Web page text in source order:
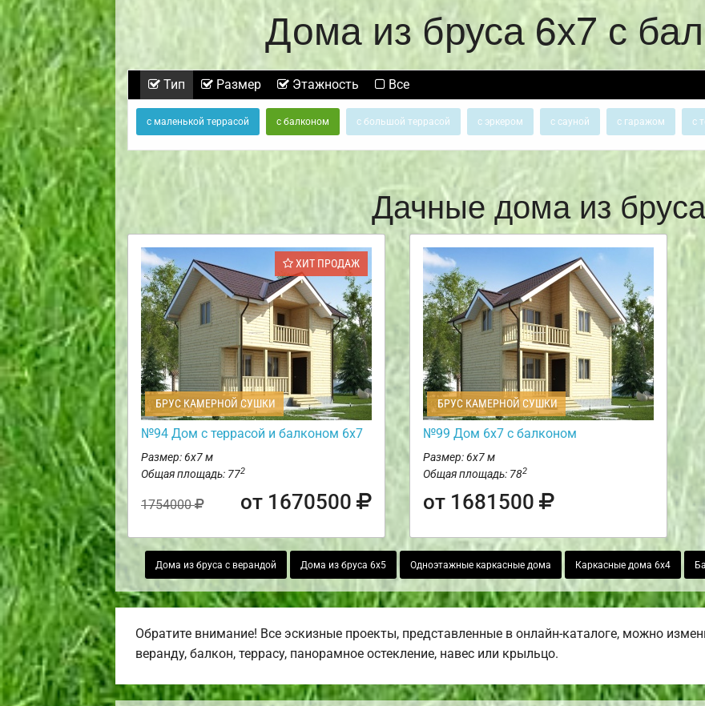
Дома из бруса 6х7 с
Тип Размер Этажность Все
с маленькой террасой с балконом с большой террасой с эркером с сауной с гаражом с
Дачные дома из бруса
ХИТ ПРОДАЖ
БРУС КАМЕРНОЙ СУШКИ
№94 Дом с террасой и балконом 6х7
Размер: 6х7 м
Общая площадь: 772
1754000 от 1670500
БРУС КАМЕРНОЙ СУШКИ
№99 Дом 6х7 с балконом
Размер: 6х7 м
Общая площадь: 782
от 1681500
Дома из бруса с верандой Дома из бруса 6х5 Одноэтажные каркасные дома Каркасные дома 6х4
Обратите внимание! Все эскизные проекты, представленные в онлайн-каталоге, можно
веранду, балкон, террасу, панорамное остекление, навес или крыльцо.